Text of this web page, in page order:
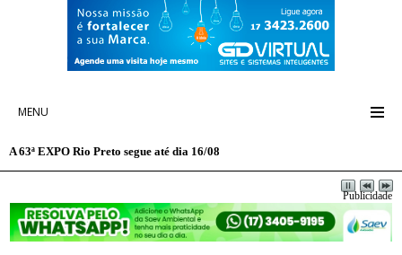
MENU
A 63ª EXPO Rio Preto segue até dia 16/08
Publicidade